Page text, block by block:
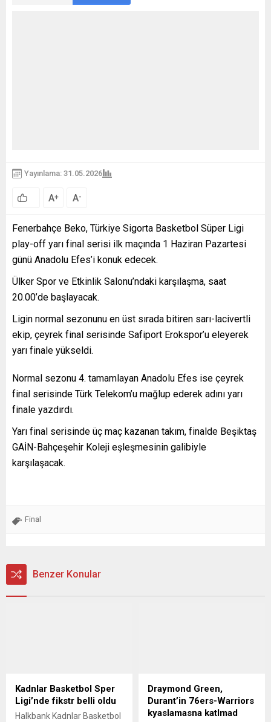
Yayınlama: 31.05.2026
A+ A-
Fenerbahçe Beko, Türkiye Sigorta Basketbol Süper Ligi
play-off yarı final serisi ilk maçında 1 Haziran Pazartesi
günü Anadolu Efes’i konuk edecek.
Ülker Spor ve Etkinlik Salonu’ndaki karşılaşma, saat
20.00’de başlayacak.
Ligin normal sezonunu en üst sırada bitiren sarı-lacivertli
ekip, çeyrek final serisinde Safiport Erokspor’u eleyerek
yarı finale yükseldi.
Normal sezonu 4. tamamlayan Anadolu Efes ise çeyrek
final serisinde Türk Telekom’u mağlup ederek adını yarı
finale yazdırdı.
Yarı final serisinde üç maç kazanan takım, finalde Beşiktaş
GAİN-Bahçeşehir Koleji eşleşmesinin galibiyle
karşılaşacak.
Final
Benzer Konular
Kadnlar Basketbol Sper
Ligi’nde fikstr belli oldu
Halkbank Kadnlar Basketbol
Draymond Green,
Durant’in 76ers-Warriors
kyaslamasna katlmad